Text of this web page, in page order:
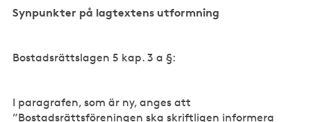
Synpunkter på lagtextens utformning
Bostadsrättslagen 5 kap. 3 a §:
I paragrafen, som är ny, anges att
”Bostadsrättsföreningen ska skriftligen informera